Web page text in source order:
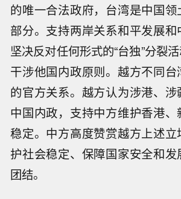
的唯一合法政府，台湾是中国
部分。支持两岸关系和平发展和
坚决反对任何形式的“台独”分裂
干涉他国内政原则。越方不同
的官方关系。越方认为涉港、
中国内政，支持中方维护香港
稳定。中方高度赞赏越方上述
护社会稳定、保障国家安全和
团结。